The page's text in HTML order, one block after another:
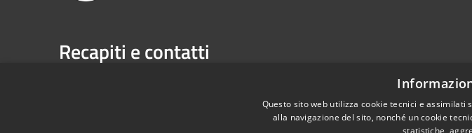
Recapiti e contatti
0374364411
0374364444
Email:
Questo sito web utilizza cookie tecnici e
alla navigazione del sito, nonché un cookie
statistiche,